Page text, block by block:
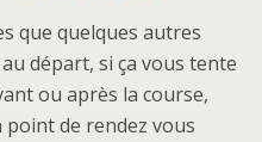
que quelques autres
départ, si ça vous tente
ou après la course,
point de rendez vous